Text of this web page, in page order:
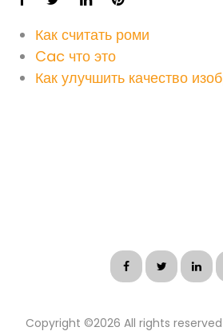
Как считать роми
Cac что это
Как улучшить качество
Copyright ©2026 All rights reserved